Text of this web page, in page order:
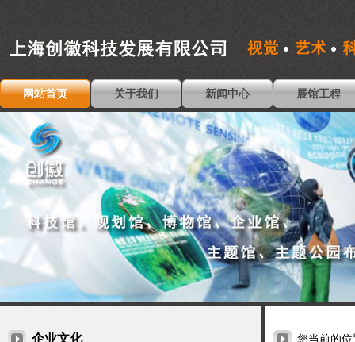
网站首页 关于我们 新闻中心 展馆工程
企业文化 您当前的位